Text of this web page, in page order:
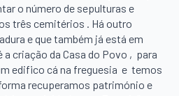
o número de sepulturas e
três cemitérios . Há outro
e que também já está em
a criação da Casa do Povo , para
edifico cá na freguesia e temos
recuperamos património e